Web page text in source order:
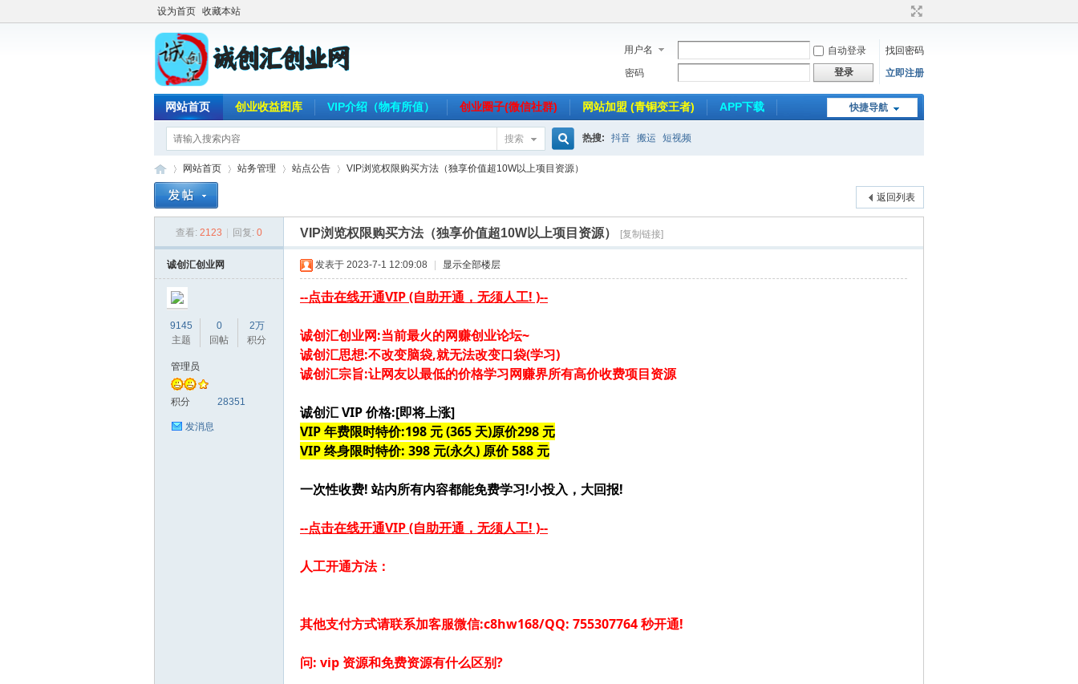
设为首页 收藏本站
用户名 自动登录
找回密码
密码
登录 立即注册
快捷导航
网站首页 创业收益图库 VIP介绍（物有所值） 创业圈子(微信社群) 网站加盟 (青铜变王者) APP下载
搜索
搜
索
热搜: 抖音 搬运 短视频
网站首页 站务管理 站点公告
›
VIP浏览权限购买方法（独享价值超10W以上项目资源）
返回列表
查看: 2123 回复: 0 VIP浏览权限购买方法（独享价值超10W以上项目资源） [复制链接]
诚创汇创业网
9145
主题
0
回帖
2万
积分
管理员
积分 28351
发消息
发表于 2023-7-1 12:09:08 显示全部楼层
--点击在线开通VIP (自助开通，无须人工! )--
诚创汇创业网:当前最火的网赚创业论坛~
诚创汇思想:不改变脑袋,就无法改变口袋(学习)
诚创汇宗旨:让网友以最低的价格学习网赚界所有高价收费项目资源
诚创汇 VIP 价格:[即将上涨]
VIP 年费限时特价:198 元 (365 天)原价298 元
VIP 终身限时特价: 398 元(永久) 原价 588 元
一次性收费! 站内所有内容都能免费学习!小投入，大回报!
--点击在线开通VIP (自助开通，无须人工! )--
人工开通方法：
其他支付方式请联系加客服微信:c8hw168/QQ: 755307764 秒开通!
问: vip 资源和免费资源有什么区别?